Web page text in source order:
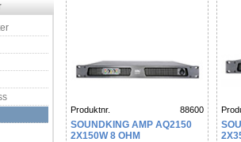
Produktnr. 88600
SOUNDKING AMP AQ2150
2X150W 8 OHM